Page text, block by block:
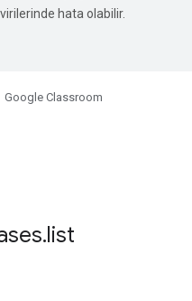
hata olabilir.
Google Classroom
.list